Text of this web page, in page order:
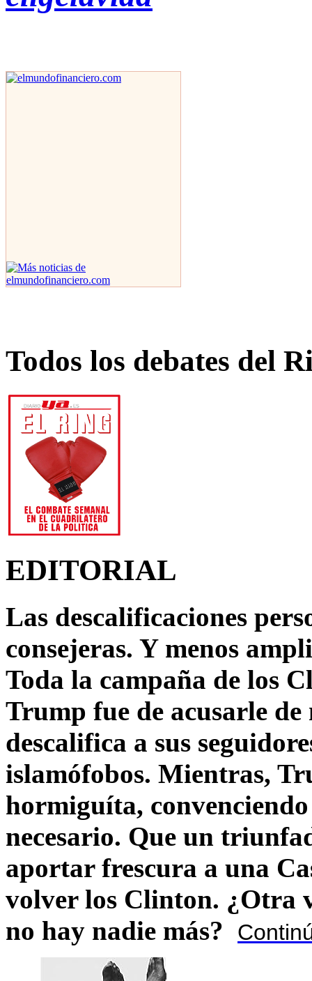
Todos los debates del
EDITORIAL
Las descalificaciones
consejeras. Y menos
Toda la campaña de los
Trump fue de acusarle
descalifica a sus
islamófobos. Mientras,
hormiguíta,
necesario. Que un
aportar frescura a una
volver los Clinton. ¿Otra
no hay nadie más?